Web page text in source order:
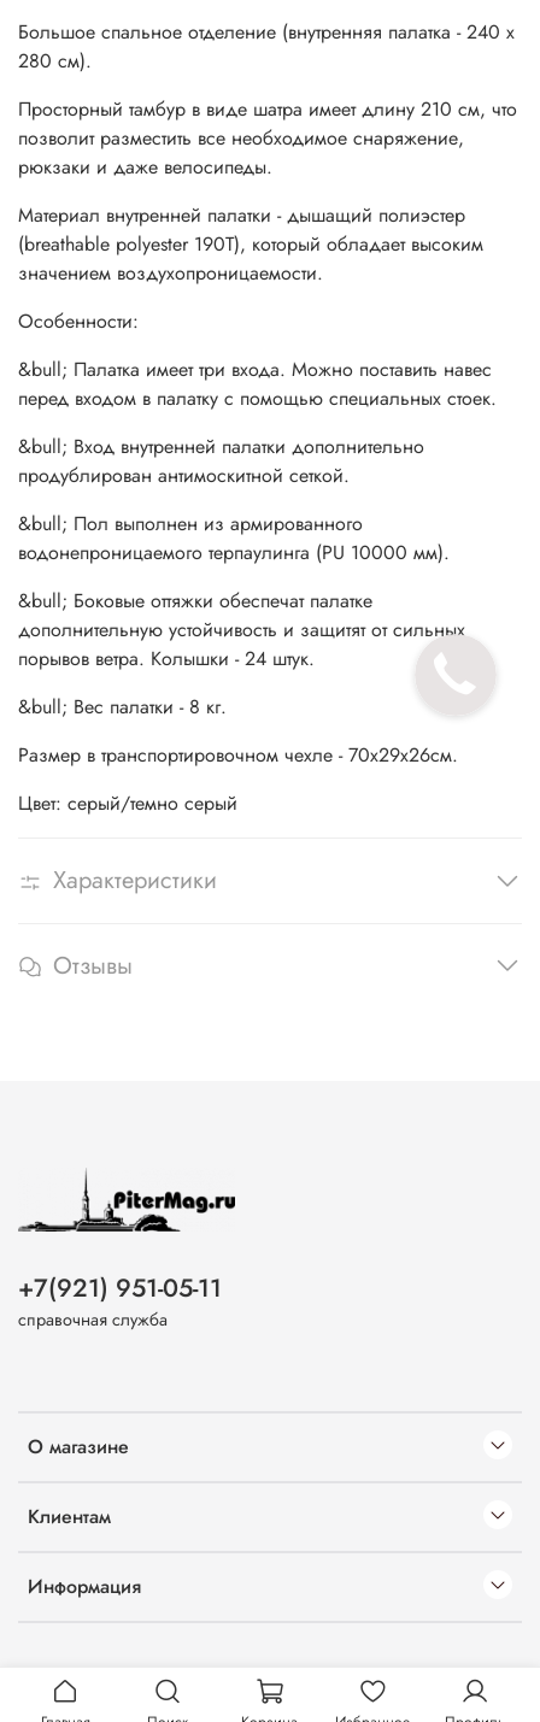
Размер в транспортировочном чехле - 70х29х26см.
Цвет: серый/темно серый
Большое спальное отделение (внутренняя палатка - 240 х
280 см).
Просторный тамбур в виде шатра имеет длину 210 см, что
позволит разместить все необходимое снаряжение,
рюкзаки и даже велосипеды.
Материал внутренней палатки - дышащий полиэстер
(breathable polyester 190T), который обладает высоким
значением воздухопроницаемости.
Особенности:
&bull; Палатка имеет три входа. Можно поставить навес
перед входом в палатку с помощью специальных стоек.
&bull; Вход внутренней палатки дополнительно
продублирован антимоскитной сеткой.
&bull; Пол выполнен из армированного
водонепроницаемого терпаулинга (PU 10000 мм).
&bull; Боковые оттяжки обеспечат палатке
дополнительную устойчивость и защитят от сильных
порывов ветра. Колышки - 24 штук.
&bull; Вес палатки - 8 кг.
Размер в транспортировочном чехле - 70х29х26см.
Цвет: серый/темно серый
Характеристики
Отзывы
О магазине
Клиентам
Информация
+7(921) 951-05-11
справочная служба